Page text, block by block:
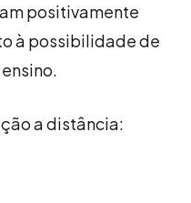
positivamente
à possibilidade de
a distância: